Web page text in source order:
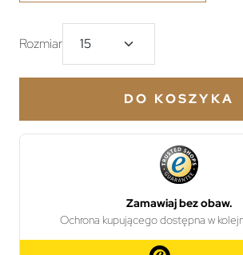
Rozmiar
DO KOSZYKA